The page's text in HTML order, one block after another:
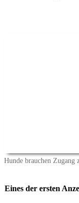
Hunde brauchen Zugang
Eines der ersten